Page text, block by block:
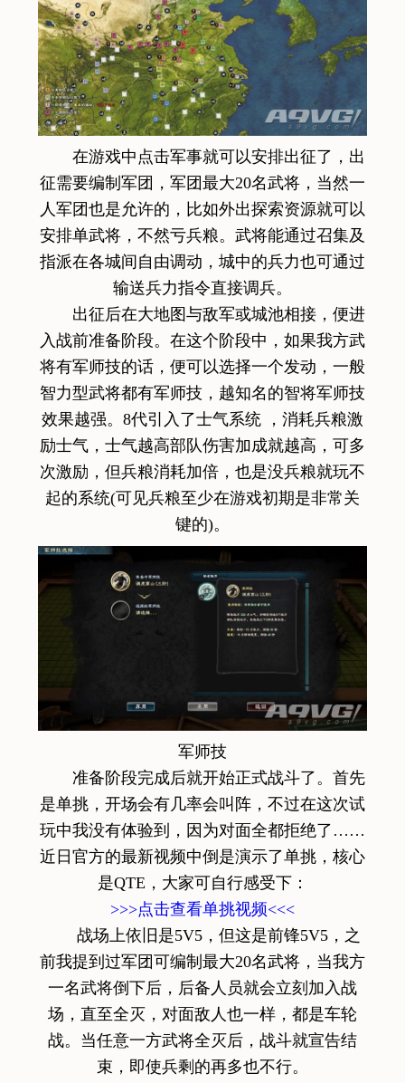
在游戏中点击军事就可以安排出征了，出
征需要编制军团，军团最大20名武将，当然一
人军团也是允许的，比如外出探索资源就可以
安排单武将，不然亏兵粮。武将能通过召集及
指派在各城间自由调动，城中的兵力也可通过
输送兵力指令直接调兵。
出征后在大地图与敌军或城池相接，便进
入战前准备阶段。在这个阶段中，如果我方武
将有军师技的话，便可以选择一个发动，一般
智力型武将都有军师技，越知名的智将军师技
效果越强。8代引入了士气系统 ，消耗兵粮激
励士气，士气越高部队伤害加成就越高，可多
次激励，但兵粮消耗加倍，也是没兵粮就玩不
起的系统(可见兵粮至少在游戏初期是非常关
键的)。
军师技
准备阶段完成后就开始正式战斗了。首先
是单挑，开场会有几率会叫阵，不过在这次试
玩中我没有体验到，因为对面全都拒绝了……
近日官方的最新视频中倒是演示了单挑，核心
是QTE，大家可自行感受下：
>>>点击查看单挑视频<<<
战场上依旧是5V5，但这是前锋5V5，之
前我提到过军团可编制最大20名武将，当我方
一名武将倒下后，后备人员就会立刻加入战
场，直至全灭，对面敌人也一样，都是车轮
战。当任意一方武将全灭后，战斗就宣告结
束，即使兵剩的再多也不行。